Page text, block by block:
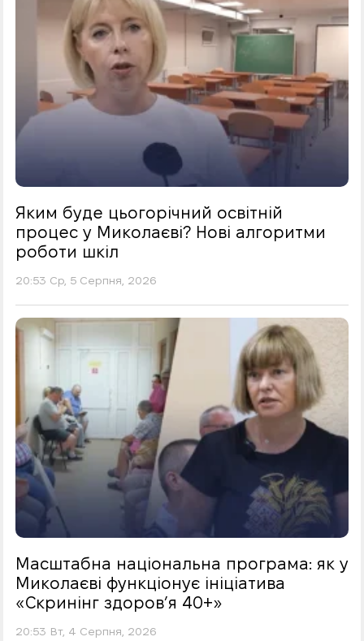
Яким буде цьогорічний освітній
процес у Миколаєві? Нові алгоритми
роботи шкіл
20:53 Ср, 5 Серпня, 2026
Масштабна національна програма: як у
Миколаєві функціонує ініціатива
«Скринінг здоровʼя 40+»
20:53 Вт, 4 Серпня, 2026